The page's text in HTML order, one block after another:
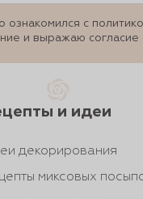
с
и выражаю согласие
и идеи
декорирования
миксовых